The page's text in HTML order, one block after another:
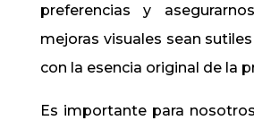
preferencias y
mejoras visuales sean
con la esencia original de la
Es importante para